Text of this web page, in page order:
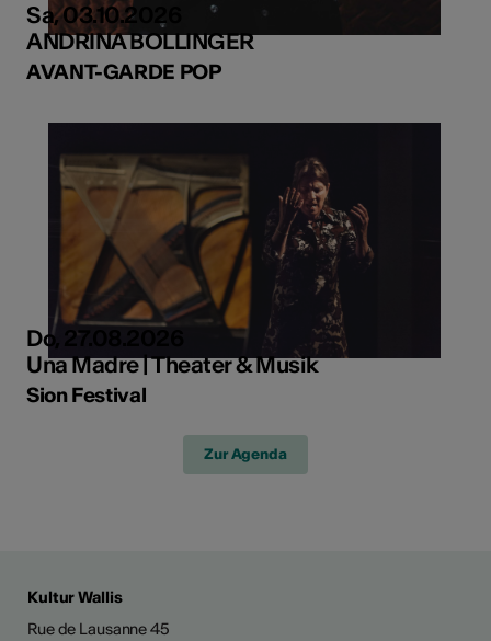
Sa, 03.10.2026
ANDRINA BOLLINGER
AVANT-GARDE POP
Do, 27.08.2026
Una Madre | Theater & Musik
Sion Festival
Zur Agenda
Kultur Wallis
Rue de Lausanne 45